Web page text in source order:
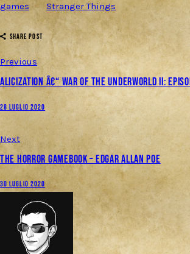
games
Stranger Things
SHARE POST
Previous
Alicization â€“ War of the Underworld II:
28 LUGLIO 2020
Next
The Horror Gamebook – Edgar Allan Poe
30 LUGLIO 2020